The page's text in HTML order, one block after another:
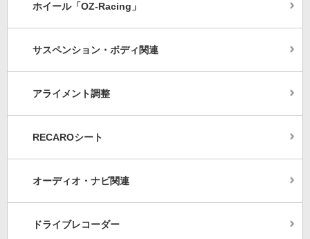
ホイール「OZ-Racing」
サスペンション・ボディ関連
アライメント調整
RECAROシート
オーディオ・ナビ関連
ドライブレコーダー